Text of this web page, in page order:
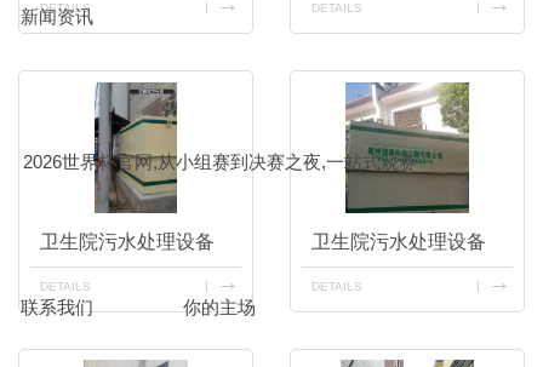
新闻资讯
2026世界杯官网,从小组赛到决赛之夜,一站式观赛
你的主场
联系我们
DETAILS DETAILS
卫生院污水处理设备
DETAILS
卫生院污水处理设备
DETAILS